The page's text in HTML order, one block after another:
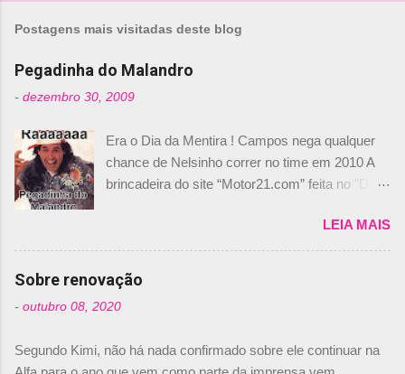
n
t
r
i
o
Postagens mais visitadas deste blog
Pegadinha do Malandro
- dezembro 30, 2009
Era o Dia da Mentira ! Campos nega qualquer
chance de Nelsinho correr no time em 2010 A
brincadeira do site “Motor21.com” feita no "Día
de abril –, afirmando que Nelson Piquet havia
comprado 15% das ações da Campos, dando,
com isso, um lugar no time a Nelsinho Piquet,
foi esclarecida de uma vez por todas por
Daniele Audetto, diretor da escuderia. O
não será o companheiro de Bruno Senna em
LEIA MAIS
Sobre renovação
- outubro 08, 2020
Segundo Kimi, não há nada confirmado sobre ele continuar na